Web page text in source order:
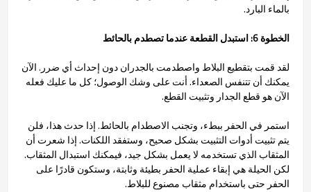
بالماء البارد.
الخطوة 6: استبدل القطعة عندما تصطدم بالحائط
لقد قمت بتقطيع البلاط واصطدمت بالجدران دون إحداث أي ضرر. الآن
يمكنك أن تتنفس الصعداء. أنت على وشك الوصول؛ كل ما عليك فعله
الآن هو قطع الجدار وتثبيت القطع.
استمر في الحفر ببطء، وتجنب الاصطدام بالحائط. إذا حدث هذا، فلن
يتم تثبيت أدوات التثبيت بشكل صحيح، وستفقد اللكنات. إذا شعرت أن
المثقاب الذي تستخدمه لا يعمل بشكل جيد، فيمكنك استبدال المثقاب.
لكن الحيلة هي إبقاء عملية الحفر بطيئة وثابتة، وستكون قادرًا على
الحفر حتى باستخدام مثقاب مصنوع للبلاط.